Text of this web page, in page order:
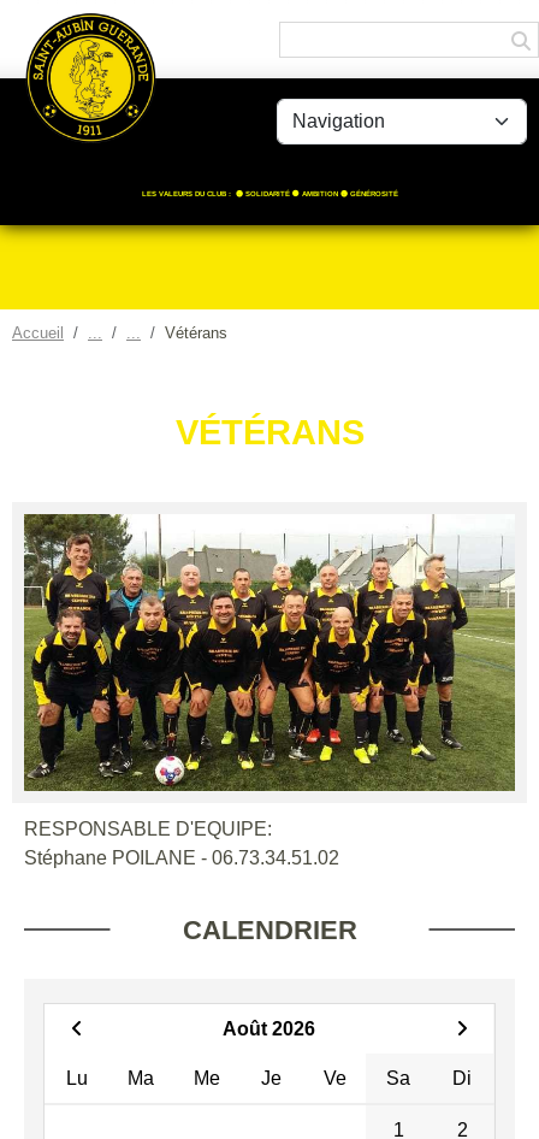
LES VALEURS DU CLUB : 🟡 SOLIDARITÉ ⚫️ AMBITION 🟡 GÉNÉROSITÉ
Accueil Vétérans
VÉTÉRANS
RESPONSABLE D'EQUIPE:
Stéphane POILANE - 06.73.34.51.02
CALENDRIER
Août 2026
Lu Ma Me Je Ve Sa Di
1 2
Panneau de gestion des cookies